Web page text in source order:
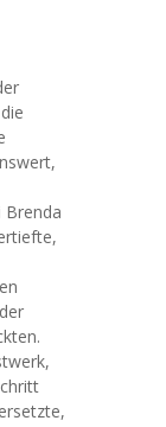
Brenda